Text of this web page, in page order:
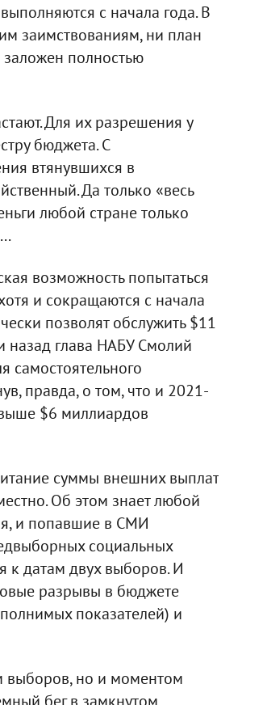
с начала года. В
заимствованиям, ни план
заложен полностью
Для их разрешения у
бюджета. С
втянувшихся в
Да только «весь
любой стране только
возможность попытаться
и сокращаются с начала
позволят обслужить $11
назад глава НАБУ Смолий
самостоятельного
правда, о том, что и 2021-
$6 миллиардов
суммы внешних выплат
Об этом знает любой
и попавшие в СМИ
социальных
к датам двух выборов. И
разрывы в бюджете
показателей) и
выборов, но и моментом
бег в замкнутом